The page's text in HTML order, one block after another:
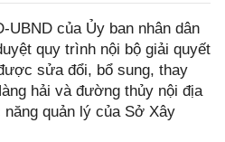
UBND của Ủy ban nhân dân
quy trình nội bộ giải quyết
sửa đổi, bổ sung, thay
hải và đường thủy nội địa
quản lý của Sở Xây